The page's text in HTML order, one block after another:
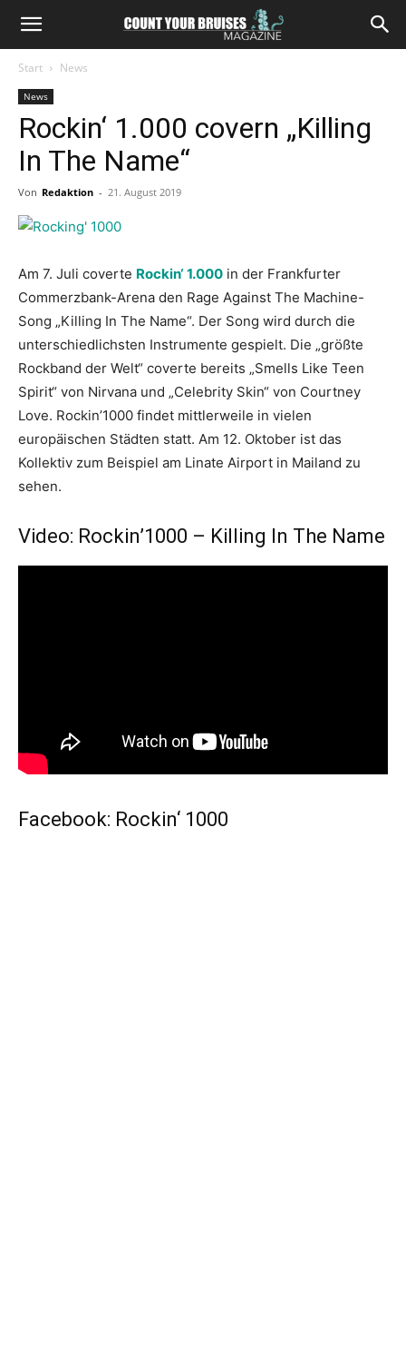
Start News
News
Rockin‘ 1.000 covern „Killing
In The Name“
Von Redaktion - 21. August 2019
Am 7. Juli coverte Rockin‘ 1.000 in der Frankfurter
Commerzbank-Arena den Rage Against The Machine-
Song „Killing In The Name“. Der Song wird durch die
unterschiedlichsten Instrumente gespielt. Die „größte
Rockband der Welt“ coverte bereits „Smells Like Teen
Spirit“ von Nirvana und „Celebrity Skin“ von Courtney
Love. Rockin’1000 findet mittlerweile in vielen
europäischen Städten statt. Am 12. Oktober ist das
Kollektiv zum Beispiel am Linate Airport in Mailand zu
sehen.
Video: Rockin’1000 – Killing In The Name
Facebook: Rockin‘ 1000